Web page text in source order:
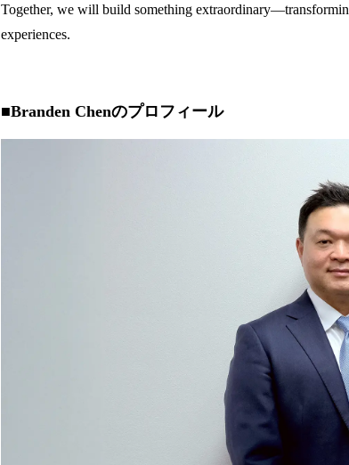
Together, we will build something
experiences.
■Branden Chenのプロフィール